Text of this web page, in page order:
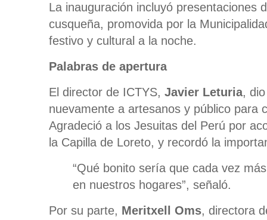
La inauguración incluyó presentaciones
cusqueña, promovida por la
festivo y cultural a la noche.
Palabras de apertura
El director de ICTYS, Javier Leturia,
nuevamente a artesanos y público para
Agradeció a los Jesuitas del Perú por
la Capilla de Loreto, y recordó la
“Qué bonito sería que cada vez
en nuestros hogares”, señaló.
Por su parte, Meritxell Oms, directora